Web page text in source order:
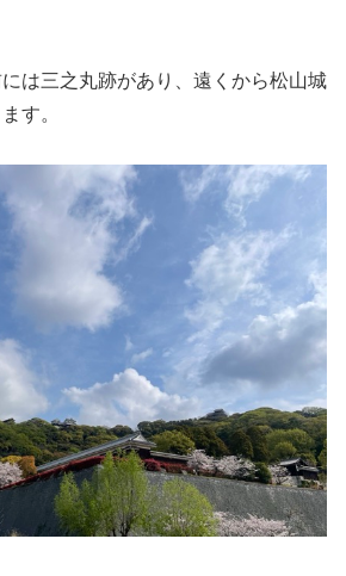
は三之丸跡があり、遠くから松山城
す。